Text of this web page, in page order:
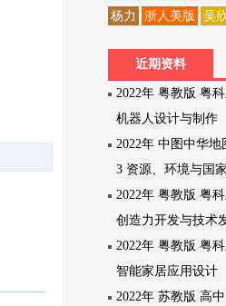
杨力
浙人美版 吴
近期资料
2022年 粤教版 粤
机器人设计与制作
2022年 中图中华
3 资源、环境与国
2022年 粤教版 粤
创造力开发与技术
2022年 粤教版 粤
智能家居应用设计
2022年 苏教版 高